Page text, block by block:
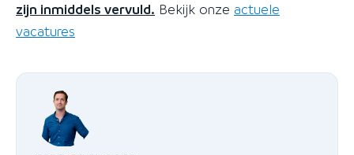
zijn inmiddels vervuld. Bekijk onze actuele
vacatures